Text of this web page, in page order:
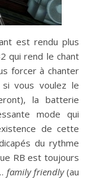
est rendu plus
qui rend le chant
forcer à chanter
vous voulez le
la batterie
mode qui
de cette
du rythme
RB est toujours
family friendly(au